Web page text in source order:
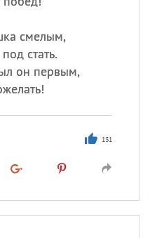
смелым,
стать.
он первым,
131